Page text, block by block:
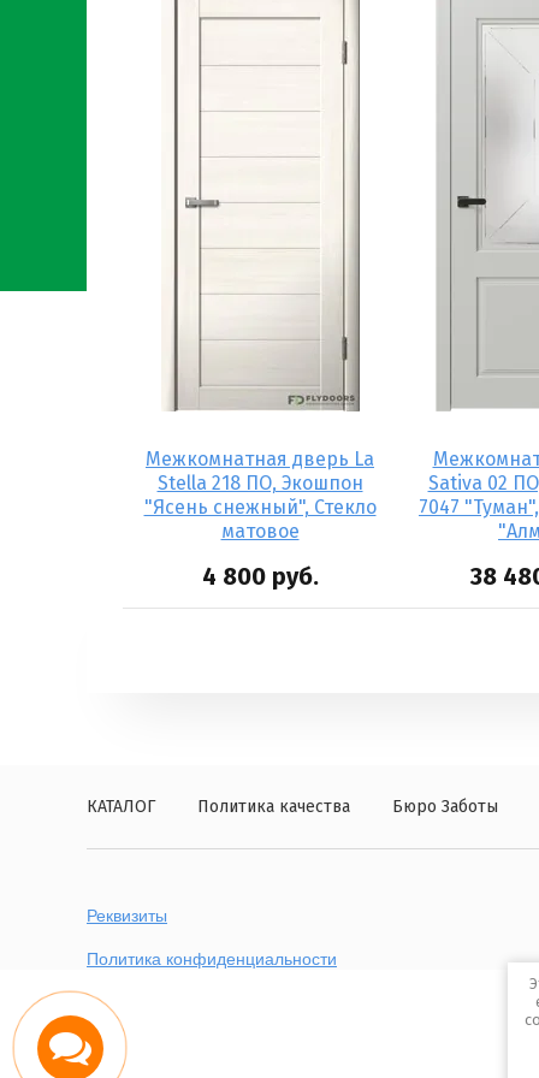
Межкомнатная дверь La
Stella 218 ПО, Экошпон
"Ясень снежный", Стекло
матовое
4 800руб.
Sativa 02
7047
38
КАТАЛОГ Политика качества Бюро Заботы
Реквизиты
Политика конфиденциальности